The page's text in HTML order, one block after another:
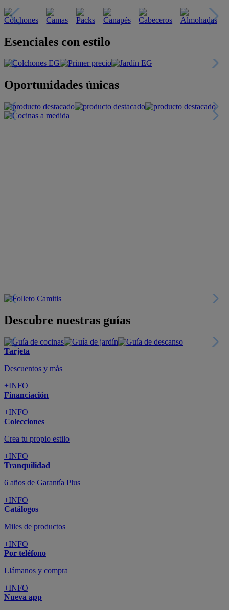
Esenciales con estilo
Oportunidades únicas
Descubre nuestras guías
Tarjeta
Descuentos y más
+INFO
Financiación
+INFO
Colecciones
Crea tu propio estilo
+INFO
Tranquilidad
6 años de Garantía Plus
+INFO
Catálogos
Miles de productos
+INFO
Por teléfono
Llámanos y compra
+INFO
Nueva app